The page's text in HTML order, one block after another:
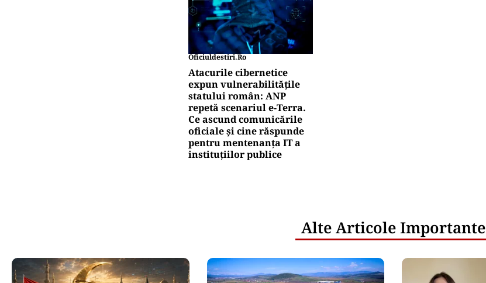
Oficiuldestiri.ro
Atacurile cibernetice
expun vulnerabilitățile
statului român: ANP
repetă scenariul e‑Terra.
Ce ascund comunicările
oficiale și cine răspunde
pentru mentenanța IT a
instituțiilor publice
Alte Articole Importante